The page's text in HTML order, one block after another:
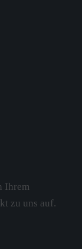
Ihrem
zu uns auf.